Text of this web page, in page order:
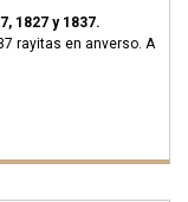
1827 y 1837.
rayitas en anverso. A